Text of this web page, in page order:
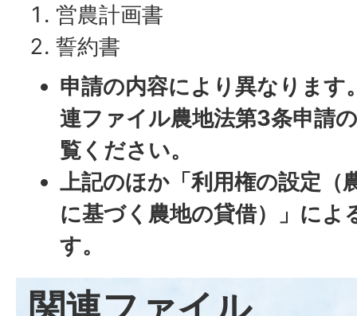
営農計画書
誓約書
申請の内容により異なります
連ファイル農地法第3条申請
覧ください。
上記のほか「利用権の設定（
に基づく農地の貸借）」によ
す。